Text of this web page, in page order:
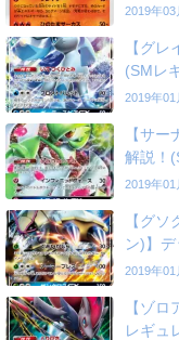
2019年03
【グレ
(SMレ
2019年01
【サ
解説！
2019年01
【グ
ン)】デ
2019年01
【ゾ
レギュ